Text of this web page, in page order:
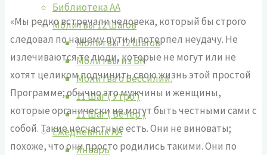
Библиотека АА
Молитвы 12 Шагов
Молитвы 12 Шагов
Молитвы из БК
Молитва о Бессилии.
11 Шаг ( Утро )
11 Шаг ( Вечер )
Ежедневник АА
Январь
«Мы редко встречали человека, который бы строго
следовал по нашему пути и потерпел неудачу. Не
излечиваются те люди, которые не могут или не
хотят целиком подчинить свою жизнь этой простой
Программе; обычно это мужчины и женщины,
которые органически не могут быть честными сами с
собой. Такие несчастные есть. Они не виноваты;
похоже, что они просто родились такими. Они по